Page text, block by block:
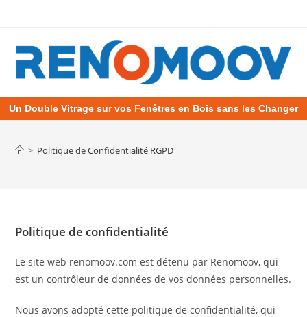
Un Double Vitrage sur vos Fenêtres en Bois sans les Changer
> Politique de Confidentialité RGPD
Politique de confidentialité
Le site web renomoov.com est détenu par Renomoov, qui
est un contrôleur de données de vos données personnelles.
Nous avons adopté cette politique de confidentialité, qui